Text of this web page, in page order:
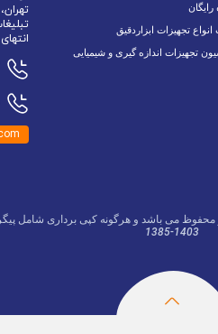
انواع تجهیزات ابزاردقیق
تجهیزات اندازه گیری و شیمیایی
انتهای سنایی 6 نبش
می باشد و هرگونه کپی برداری شامل
1385-1403